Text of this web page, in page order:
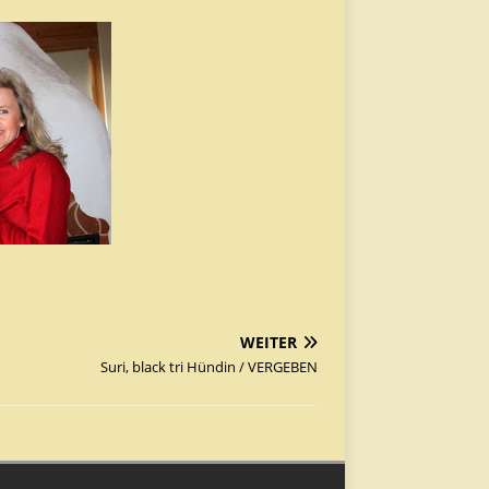
WEITER
Suri, black tri Hündin / VERGEBEN